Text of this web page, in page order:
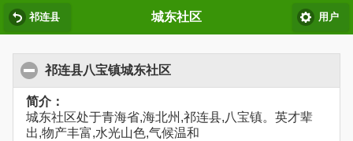
祁连县 城东社区 用户
祁连县八宝镇城东社区
简介：
城东社区处于青海省,海北州,祁连县,八宝镇。英才辈
出,物产丰富,水光山色,气候温和